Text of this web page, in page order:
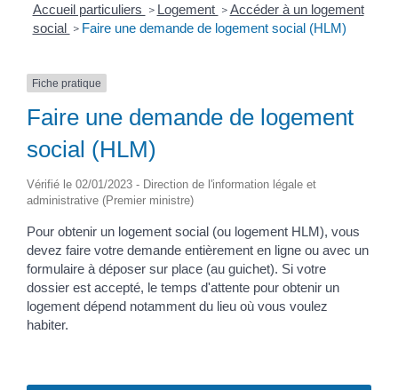
Accueil particuliers > Logement > Accéder à un logement
social > Faire une demande de logement social (HLM)
Fiche pratique
Faire une demande de logement
social (HLM)
Vérifié le 02/01/2023 - Direction de l'information légale et
administrative (Premier ministre)
Pour obtenir un logement social (ou logement HLM), vous
devez faire votre demande entièrement en ligne ou avec un
formulaire à déposer sur place (au guichet). Si votre
dossier est accepté, le temps d'attente pour obtenir un
logement dépend notamment du lieu où vous voulez
habiter.